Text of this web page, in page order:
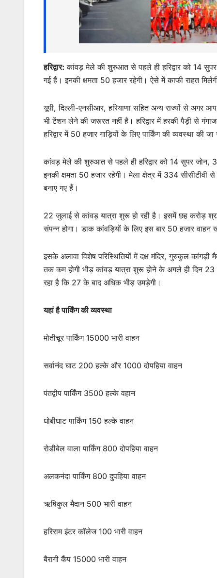
o
k
g
er
हरिद्वार: कांवड़ मेले की शुरुआत से पहले ही हरिद्वार को 14
गई हैं। इनकी क्षमता 50 हजार रहेगी। ऐसे में काफी राहत
यूपी, दिल्ली-एनसीआर, हरियाणा सहित अन्य राज्यों से अगर
भी टेंशन लेने की जरूरत नहीं है। हरिद्वार में हरकी पैड़ी से
हरिद्वार में 50 हजार गाड़ियों के लिए पार्किंग की व्यवस्था की जा
कांवड़ मेले की शुरुआत से पहले ही हरिद्वार को 14 सुपर जोन,
इनकी क्षमता 50 हजार रहेगी। मेला क्षेत्र में 334
बनाए गए हैं।
22 जुलाई से कांवड़ यात्रा शुरू हो रही है। इसमें छह करोड़
संपन्न होगा। डाक कांवड़ियों के लिए इस बार 50 हजार
इसके अलावा विशेष परिस्थितियों में दक्ष मंदिर, गुरुकुल कांगड़ी
तक कम होगी भीड़ कांवड़ यात्रा शुरू होने के अगले ही दिन
रहा है कि 27 के बाद अधिक भीड़ उमड़ेगी।
यहां है पार्किंग की व्यवस्था
मोतीचूर पार्किंग 15000 भारी वाहन
सर्वानंद घाट 200 हल्के और 1000 दोपहिया वाहन
पंतद्वीप पार्किंग 3500 हल्के वहान
धोबीघाट पार्किंग 150 हल्के वाहन
रोडीबेल वाला पार्किंग 800 दोपहिया वाहन
अलकनंदा पार्किंग 800 दुपहिया वाहन
ऋषिकुल मैदान 500 भारी वाहन
हरिराम इंटर कॉलेज 100 भारी वाहन
बैरागी कैंप 15000 भारी वाहन